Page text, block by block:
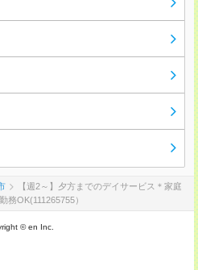
【週2～】夕方までのデイサービス＊家庭
務OK(111265755）
© en Inc.